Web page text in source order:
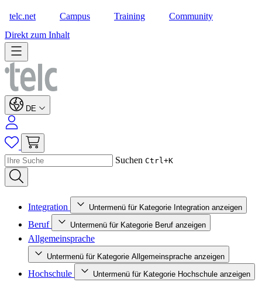
telc.net Campus Training Community
Direkt zum Inhalt
DE
Suchen Ctrl+K
Integration Untermenü für Kategorie Integration anzeigen
Beruf Untermenü für Kategorie Beruf anzeigen
Allgemeinsprache
Untermenü für Kategorie Allgemeinsprache anzeigen
Hochschule Untermenü für Kategorie Hochschule anzeigen